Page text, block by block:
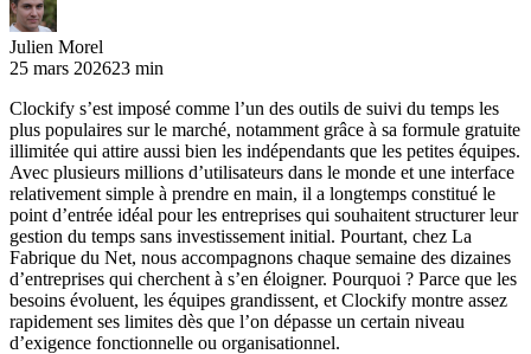
Julien Morel
25 mars 202623 min
Clockify s’est imposé comme l’un des outils de suivi du temps les
plus populaires sur le marché, notamment grâce à sa formule gratuite
illimitée qui attire aussi bien les indépendants que les petites équipes.
Avec plusieurs millions d’utilisateurs dans le monde et une interface
relativement simple à prendre en main, il a longtemps constitué le
point d’entrée idéal pour les entreprises qui souhaitent structurer leur
gestion du temps sans investissement initial. Pourtant, chez La
Fabrique du Net, nous accompagnons chaque semaine des dizaines
d’entreprises qui cherchent à s’en éloigner. Pourquoi ? Parce que les
besoins évoluent, les équipes grandissent, et Clockify montre assez
rapidement ses limites dès que l’on dépasse un certain niveau
d’exigence fonctionnelle ou organisationnel.